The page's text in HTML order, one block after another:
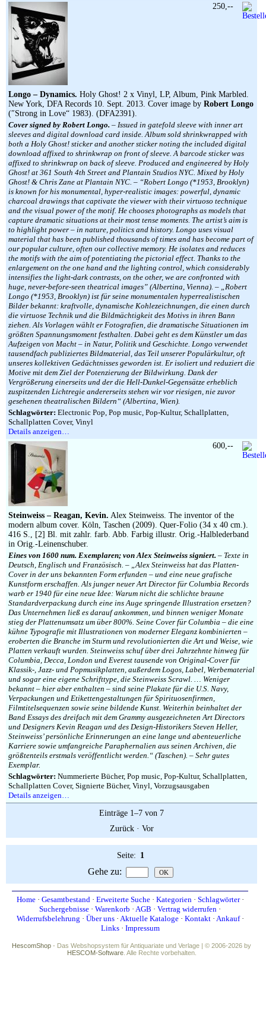
Longo – Dynamics. Holy Ghost! 2 x Vinyl, LP, Album, Pink Marbled.
New York, DFA Records 10. Sept. 2013. Cover image by Robert Longo
(″Strong in Love“ 1983). (DFA2391).
Cover signed by Robert Longo. – Issued in gatefold sleeve with inner art
sleeves and digital download card inside. Album sold shrinkwrapped with
both a Holy Ghost! sticker and another sticker noting the included digital
download affixed to shrinkwrap on front of sleeve. A barcode sticker was
affixed to shrinkwrap on back of sleeve. Produced and engineered by Holy
Ghost! at 361 South 4th Street and Plantain Studios NYC. Mixed by Holy
Ghost! & Chris Zane at Plantain NYC. – “Robert Longo (*1953, Brooklyn)
is known for his monumental, hyper-realistic images: powerful, dynamic
charcoal drawings that captivate the viewer with their virtuoso technique
and the visual power of the motif. He chooses photographs as models that
capture dramatic situations at their most tense moments. The artist’s aim is
to highlight power – in nature, politics and history. Longo uses visual
material that has been published thousands of times and has become part of
our popular culture, often our collective memory. He isolates and reduces
the motifs with the aim of potentiating the pictorial effect. Thanks to the
enlargement on the one hand and the lighting control, which considerably
intensifies the light-dark contrasts, on the other, we are confronted with
huge, never-before-seen theatrical images” (Albertina, Vienna). – „Robert
Longo (*1953, Brooklyn) ist für seine monumentalen hyperrealistischen
Bilder bekannt: kraftvolle, dynamische Kohlezeichnungen, die einen durch
die virtuose Technik und die Bildmächtigkeit des Motivs in ihren Bann
ziehen. Als Vorlagen wählt er Fotografien, die dramatische Situationen im
größten Spannungsmoment festhalten. Dabei geht es dem Künstler um das
Aufzeigen von Macht – in Natur, Politik und Geschichte. Longo verwendet
tausendfach publiziertes Bildmaterial, das Teil unserer Populärkultur, oft
unseres kollektiven Gedächtnisses geworden ist. Er isoliert und reduziert die
Motive mit dem Ziel der Potenzierung der Bildwirkung. Dank der
Vergrößerung einerseits und der die Hell-Dunkel-Gegensätze erheblich
zuspitzenden Lichtregie andererseits stehen wir vor riesigen, nie zuvor
gesehenen theatralischen Bildern“ (Albertina, Wien).
Schlagwörter: Electronic Pop, Pop music, Pop-Kultur, Schallplatten,
Schallplatten Cover, Vinyl
Details anzeigen…
250,--
Steinweiss – Reagan, Kevin. Alex Steinweiss. The inventor of the
modern album cover. Köln, Taschen (2009). Quer-Folio (34 x 40 cm.).
416 S., [2] Bl. mit zahlr. farb. Abb. Farbig illustr. Orig.-Halblederband
in Orig.-Leinenschuber.
Eines von 1600 num. Exemplaren; von Alex Steinweiss signiert. – Texte in
Deutsch, Englisch und Französisch. – „Alex Steinweiss hat das Platten-
Cover in der uns bekannten Form erfunden – und eine neue grafische
Kunstform erschaffen. Als junger neuer Art Director für Columbia Records
warb er 1940 für eine neue Idee: Warum nicht die schlichte braune
Standardverpackung durch eine ins Auge springende Illustration ersetzen?
Das Unternehmen ließ es darauf ankommen, und binnen weniger Monate
stieg der Plattenumsatz um über 800%. Seine Cover für Columbia – die eine
kühne Typografie mit Illustrationen von moderner Eleganz kombinierten –
eroberten die Branche im Sturm und revolutionierten die Art und Weise, wie
Platten verkauft wurden. Steinweiss schuf über drei Jahrzehnte hinweg für
Columbia, Decca, London und Everest tausende von Original-Cover für
Klassik-, Jazz- und Popmusikplatten, außerdem Logos, Label, Werbematerial
und sogar eine eigene Schrifttype, die Steinweiss Scrawl. … Weniger
bekannt – hier aber enthalten – sind seine Plakate für die U.S. Navy,
Verpackungen und Etikettengestaltungen für Spirituosenfirmen,
Filmtitelsequenzen sowie seine bildende Kunst. Weiterhin beinhaltet der
Band Essays des dreifach mit dem Grammy ausgezeichneten Art Directors
und Designers Kevin Reagan und des Design-Historikers Steven Heller,
Steinweiss’ persönliche Erinnerungen an eine lange und abenteuerliche
Karriere sowie umfangreiche Paraphernalien aus seinen Archiven, die
größtenteils erstmals veröffentlicht werden.“ (Taschen). – Sehr gutes
Exemplar.
Schlagwörter: Nummerierte Bücher, Pop music, Pop-Kultur, Schallplatten,
Schallplatten Cover, Signierte Bücher, Vinyl, Vorzugsausgaben
Details anzeigen…
600,--
Einträge 1–7 von 7
Zurück· Vor
Seite: 1
Gehe zu:
Home· Gesamtbestand· Erweiterte Suche· Kategorien· Schlagwörter·
Suchergebnisse · Warenkorb · AGB · Vertrag widerrufen ·
Widerrufsbelehrung · Über uns· Aktuelle Kataloge· Kontakt· Ankauf·
Links· Impressum
HescomShop - Das Webshopsystem für Antiquariate und Verlage | © 2006-2026 by
HESCOM-Software. Alle Rechte vorbehalten.